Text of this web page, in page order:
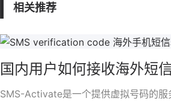
相关推荐
国内用户如何接收海外短
SMS-Activate是一个提供虚拟号码的